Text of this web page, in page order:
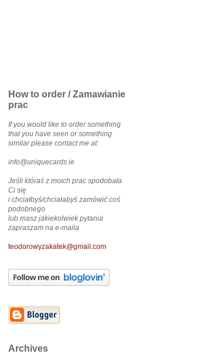
How to order / Zamawianie
prac
If you would like to order something
that you have seen or something
similar please contact me at:
info@uniquecards.ie
Jeśli któraś z moich prac spodobała
Ci się
i chciałbyś/chciałabyś zamówić coś
podobnego
lub masz jakiekolwiek pytania
zapraszam na e-maila
teodorowyzakatek@gmail.com
Archives